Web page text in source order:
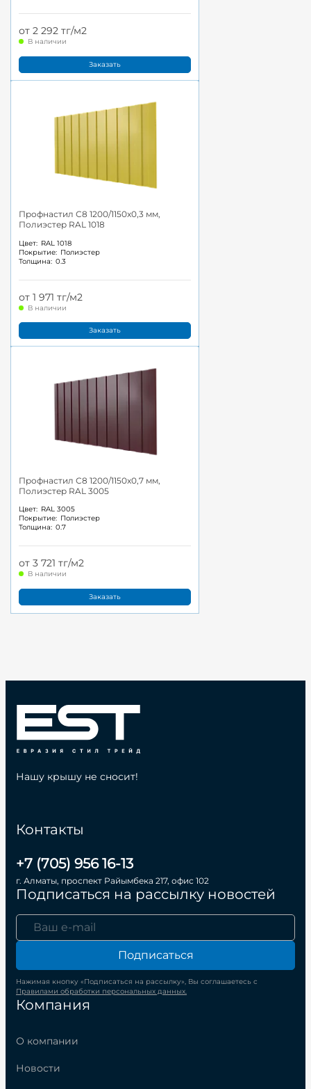
от 2 292 тг/м2
В наличии
Заказать
Профнастил С8 1200/1150x0,3 мм,
Полиэстер RAL 1018
Цвет: RAL 1018
Покрытие: Полиэстер
Толщина: 0.3
от 1 971 тг/м2
В наличии
Заказать
Профнастил С8 1200/1150x0,7 мм,
Полиэстер RAL 3005
Цвет: RAL 3005
Покрытие: Полиэстер
Толщина: 0.7
от 3 721 тг/м2
В наличии
Заказать
Компания
О компании
Новости
Контакты
+7 (705) 956 16-13
г. Алматы, проспект Райымбека 217, офис 102
Подписаться на рассылку новостей
Подписаться
Нажимая кнопку «Подписаться на рассылку», Вы соглашаетесь с
Правилами обработки персональных данных.
Нашу крышу не сносит!